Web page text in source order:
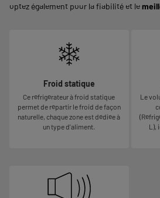
optez également pour la fiabilité et le
Froid statique
Ce réfrigérateur à froid statique
permet de répartir le froid de façon
naturelle, chaque zone est dédiée à
un type d'aliment.
Le
L),